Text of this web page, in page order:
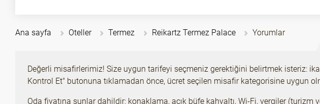
Ana sayfa Oteller Termez Reikartz Termez Palace Yorumlar
Değerli misafirlerimiz! Size uygun tarifeyi seçmeniz gerektiğini belirtmek isteriz:
Kontrol Et" butonuna tıklamadan önce, ücret seçilen misafir kategorisine uygun
Oda fiyatına şunlar dahildir: konaklama, açık büfe kahvaltı, Wi-Fi, vergiler